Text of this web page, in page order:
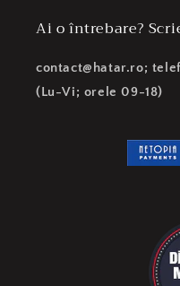
Ai o întrebare?
contact@hatar.ro;
(Lu-Vi; orele 09-18)